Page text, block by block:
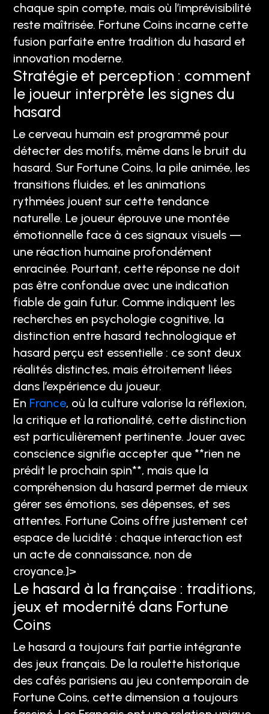
chaque spin compte, mais où l’imprévisibilité
reste maîtrisée. Fortune Coins incarne cette
fusion parfaite entre tradition du hasard et
innovation moderne.
Stratégie et perception : comment
le joueur interprète les signes du
hasard
Le cerveau humain est programmé pour
détecter des motifs, même dans le bruit du
hasard. Sur Fortune Coins, la pile animée, les
transitions fluides, et les animations
rythmées jouent sur cette tendance
naturelle. Le joueur éprouve une montée
émotionnelle face à ces signaux visuels —
une réaction humaine profondément
enracinée. Pourtant, cette réponse ne doit
pas être confondue avec une indication
fiable de gain futur. Comme indiquent les
recherches en psychologie cognitive, la
distinction entre hasard technologique et
hasard perçu est essentielle : ce sont deux
réalités distinctes, mais étroitement liées
dans l’expérience du joueur.
En France, où la culture valorise la réflexion,
la critique et la rationalité, cette distinction
est particulièrement pertinente. Jouer avec
conscience signifie accepter que **rien ne
prédit le prochain spin**, mais que la
compréhension du hasard permet de mieux
gérer ses émotions, ses dépenses, et ses
attentes. Fortune Coins offre justement cet
espace de lucidité : chaque interaction est
un acte de connaissance, non de
croyance.]>
Le hasard à la française : traditions,
jeux et modernité dans Fortune
Coins
Le hasard a toujours fait partie intégrante
des jeux français. De la roulette historique
des cafés parisiens au jeu contemporain de
Fortune Coins, cette dimension a toujours